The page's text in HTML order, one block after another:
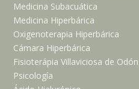
Medicina Subacuática
Medicina Hiperbárica
Oxigenoterapia Hiperbárica
Cámara Hiperbárica
Fisioterápia Villaviciosa de Odón
Psicología